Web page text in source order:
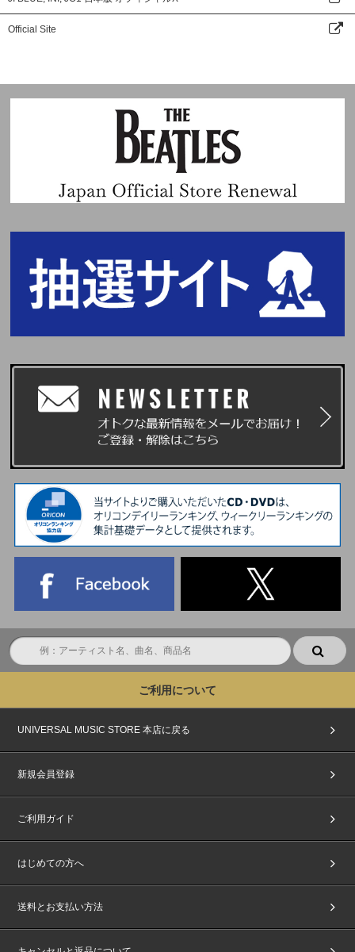
Official Site
ご利用について
UNIVERSAL MUSIC STORE 本店に戻る
新規会員登録
ご利用ガイド
はじめての方へ
送料とお支払い方法